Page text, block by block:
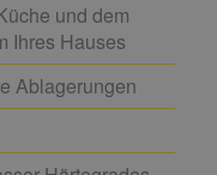
und dem
Ihres Hauses
Ablagerungen